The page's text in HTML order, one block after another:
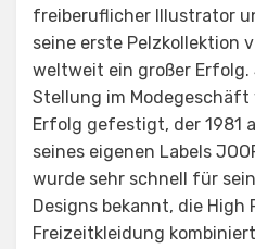
freiberuflicher Illustrator
seine erste Pelzkollektion
weltweit ein großer Erfolg.
Stellung im
Erfolg gefestigt, der 1981
seines eigenen Labels
wurde sehr schnell für
Designs bekannt, die High
Freizeitkleidung